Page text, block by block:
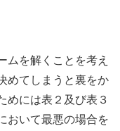
を解くことを考え
めてしまうと裏をか
めには表２及び表３
おいて最悪の場合を